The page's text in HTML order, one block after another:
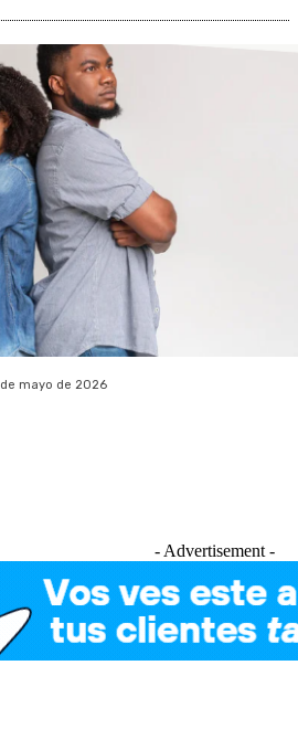
mayo de 2026
- Advertisement -